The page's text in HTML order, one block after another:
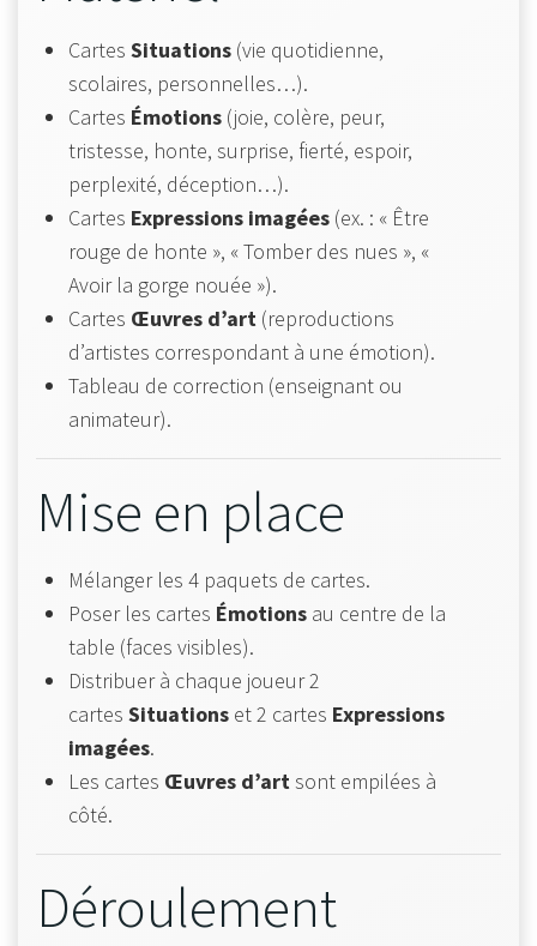
Cartes Situations (vie quotidienne,
scolaires, personnelles…).
Cartes Émotions (joie, colère, peur,
tristesse, honte, surprise, fierté, espoir,
perplexité, déception…).
Cartes Expressions imagées (ex. : « Être
rouge de honte », « Tomber des nues », «
Avoir la gorge nouée »).
Cartes Œuvres d’art (reproductions
d’artistes correspondant à une émotion).
Tableau de correction (enseignant ou
animateur).
Mise en place
Mélanger les 4 paquets de cartes.
Poser les cartes Émotions au centre de la
table (faces visibles).
Distribuer à chaque joueur 2
cartes Situations et 2 cartes Expressions
imagées.
Les cartes Œuvres d’artsont empilées à
côté.
Déroulement